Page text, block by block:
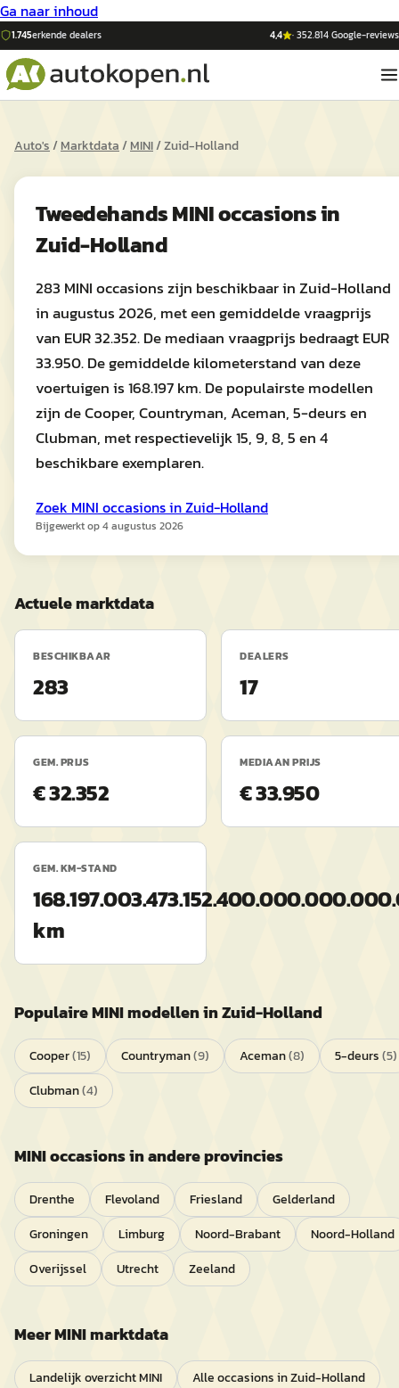
Ga naar inhoud
1.745erkende dealers 4,4 ·352.814Google-reviews
Auto's/Marktdata/MINI/Zuid-Holland
TweedehandsMINIoccasions in
Zuid-Holland
283 MINI occasions zijn beschikbaar in Zuid-Holland
in augustus 2026, met een gemiddelde vraagprijs
van EUR 32.352. De mediaan vraagprijs bedraagt EUR
33.950. De gemiddelde kilometerstand van deze
voertuigen is 168.197 km. De populairste modellen
zijn de Cooper, Countryman, Aceman, 5-deurs en
Clubman, met respectievelijk 15, 9, 8, 5 en 4
beschikbare exemplaren.
Zoek MINI occasions inZuid-Holland
Bijgewerkt op4 augustus 2026
Actuele marktdata
BESCHIKBAAR
283
DEALERS
17
GEM. PRIJS
€ 32.352
MEDIAAN PRIJS
€ 33.950
GEM. KM-STAND
km
PopulaireMINImodellen inZuid-Holland
Cooper(15) Countryman(9) Aceman(8) 5-deurs(5)
Clubman(4)
MINIoccasions in andere provincies
Drenthe Flevoland Friesland
Gelderland
Groningen
Limburg Noord-Brabant
Noord-Holland
Overijssel
Utrecht Zeeland
MeerMINImarktdata
Landelijk overzichtMINI Alle occasions inZuid-Holland